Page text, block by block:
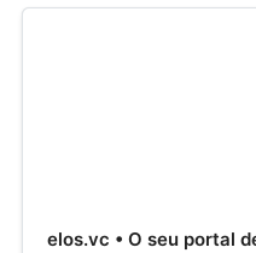
elos.vc • O seu portal